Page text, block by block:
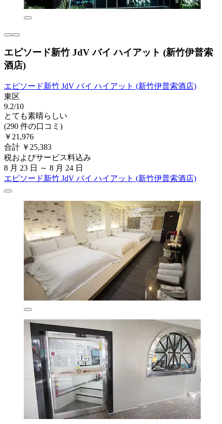
エピソード新竹 JdV バイ ハイアット (新竹伊普索
酒店)
エピソード新竹 JdV バイ ハイアット (新竹伊普索酒店)
東区
9.2/10
とても素晴らしい
(290 件の口コミ)
￥21,976
合計 ￥25,383
税およびサービス料込み
8 月 23 日 ～ 8 月 24 日
エピソード新竹 JdV バイ ハイアット (新竹伊普索酒店)